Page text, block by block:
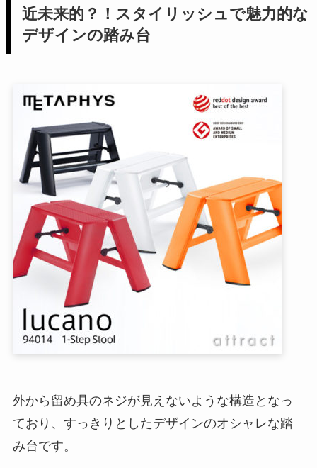
近未来的？！スタイリッシュで魅力的な
デザインの踏み台
外から留め具のネジが見えないような構造となっ
ており、すっきりとしたデザインのオシャレな踏
み台です。